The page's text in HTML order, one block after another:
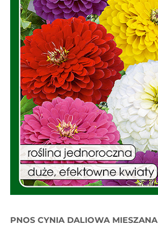
PNOS CYNIA DALIOWA MIESZANA